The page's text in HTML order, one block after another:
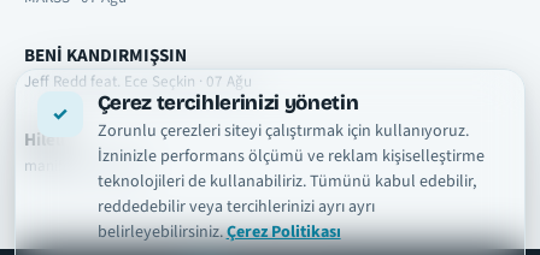
Çerez tercihlerinizi yönetin
Zorunlu çerezleri siteyi çalıştırmak için kullanıyoruz.
İzninizle performans ölçümü ve reklam kişiselleştirme
teknolojileri de kullanabiliriz. Tümünü kabul edebilir,
reddedebilir veya tercihlerinizi ayrı ayrı
belirleyebilirsiniz.Çerez Politikası
BENİ KANDIRMIŞSIN
Jeff Redd feat. Ece Seçkin · 07 Ağu
Hileli
manifest · 07 Ağu